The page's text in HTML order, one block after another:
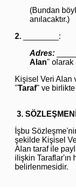
(Bundan
anılacaktır.)
2. ________:
Adres:
Alan" olarak
Kişisel Veri Alan
"Taraf" ve birlikte
3.
İşbu
şekilde Kişisel
Alan taraf ile
ilişkin Taraflar'ın
belirlenmesidir.